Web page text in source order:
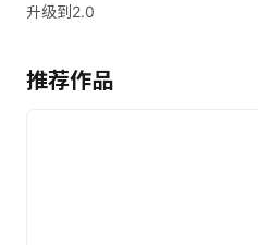
升级到2.0
推荐作品